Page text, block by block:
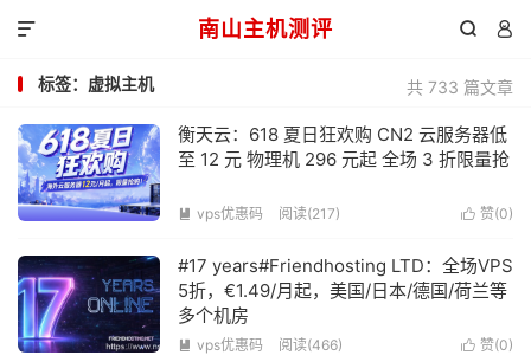
南山主机测评  

共 733 篇文章
标签：虚拟主机
衡天云：618 夏日狂欢购 CN2 云服务器低
至 12 元 物理机 296 元起 全场 3 折限量抢
 赞(0)
 vps优惠码 阅读(217)
#17 years#Friendhosting LTD：全场VPS
5折，€1.49/月起，美国/日本/德国/荷兰等
多个机房
 赞(0)
 vps优惠码 阅读(466)